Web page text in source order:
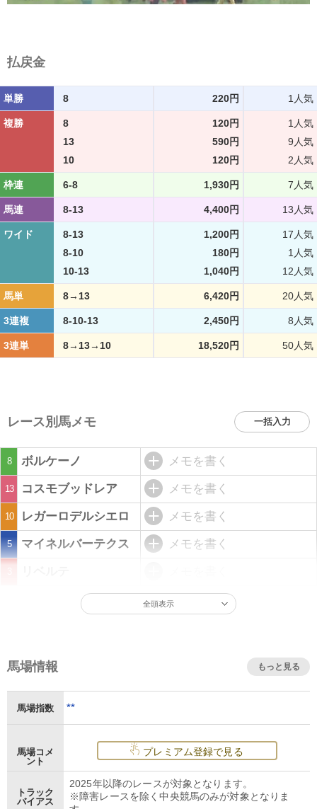
払戻金
単勝 8 220円 1人気
複勝 8 120円
1人気
13
590円
9人気
10
120円 2人気
枠連 6-8 1,930円 7人気
馬連 8-13 4,400円 13人気
ワイド 8-13 1,200円
17人気
8-10
180円
1人気
10-13
1,040円 12人気
馬単 8→13 6,420円 20人気
3連複 8-10-13 2,450円 8人気
3連単 8→13→10 18,520円 50人気
レース別馬メモ 一括入力
8 ボルケーノ メモを書く
13 コスモブッドレア メモを書く
10 レガーロデルシエロ メモを書く
5 マイネルバーテクス メモを書く
全頭表示
馬場情報 もっと見る
馬場指数 **
馬場コメ
ント
プレミアム登録で見る
トラック
バイアス
2025年以降のレースが対象となります。
※障害レースを除く中央競馬のみが対象となりま